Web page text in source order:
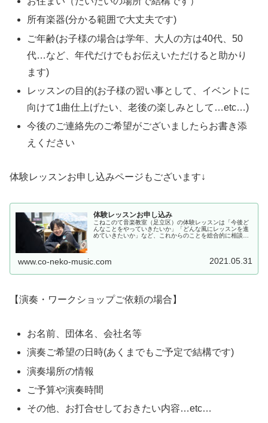
所有楽器(分かる範囲で大丈夫です)
ご年齢(お子様の場合は学年、大人の方は40代、50
代…など、年代だけでもお伝えいただけると助かり
ます)
レッスンの目的(お子様の習い事として、イベントに
向けて1曲仕上げたい、老後の楽しみとして…etc…)
今後のご連絡先のご希望がございましたらお書き添
えください
体験レッスンお申し込みページもございます↓
体験レッスンお申し込み
こねこのて音楽教室（足立区）の体験レッスンは「今後ど
んなことをやっていきたいか」「どんな風にレッスンを進
めていきたいか」など、これからのことを総合的に相談す
www.co-neko-music.com 2021.05.31
【演奏・ワークショップご依頼の場合】
お名前、団体名、会社名等
演奏ご希望の日時(あくまでもご予定で結構です)
演奏場所の情報
ご予算や演奏時間
その他、お打合せしておきたい内容…etc…